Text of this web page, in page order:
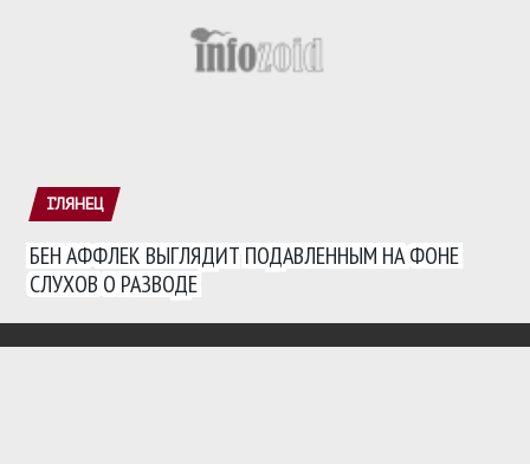
ГЛЯНЕЦ
БЕН АФФЛЕК ВЫГЛЯДИТ ПОДАВЛЕННЫМ НА ФОНЕ
СЛУХОВ О РАЗВОДЕ